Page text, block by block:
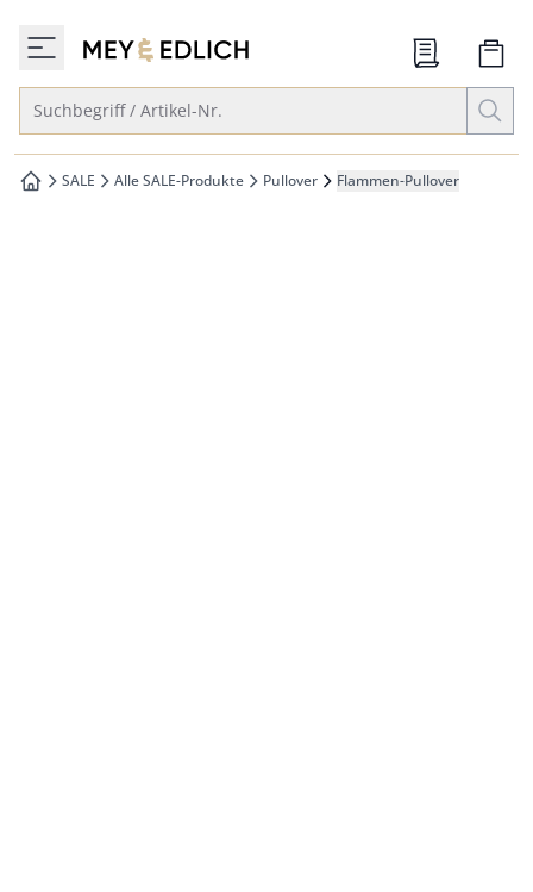
springen
springen
zur Startseite
Suchbegriff / Artikel-Nr.
zur Startseite
SALE Alle SALE-Produkte Pullover Flammen-Pullover